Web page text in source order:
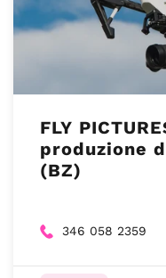
FLY
produzione
(BZ)
346 058 2359